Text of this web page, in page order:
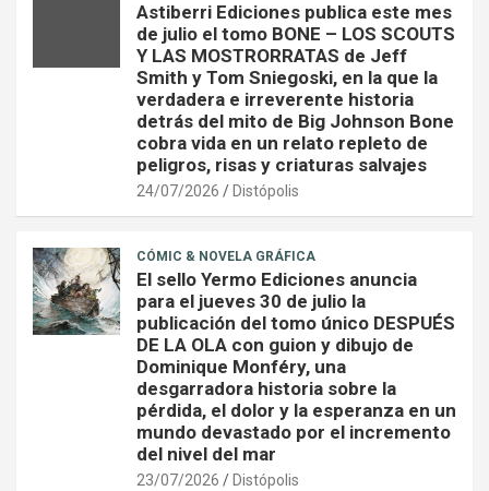
Astiberri Ediciones publica este mes
de julio el tomo BONE – LOS SCOUTS
Y LAS MOSTRORRATAS de Jeff
Smith y Tom Sniegoski, en la que la
verdadera e irreverente historia
detrás del mito de Big Johnson Bone
cobra vida en un relato repleto de
peligros, risas y criaturas salvajes
24/07/2026 Distópolis
CÓMIC & NOVELA GRÁFICA
El sello Yermo Ediciones anuncia
para el jueves 30 de julio la
publicación del tomo único DESPUÉS
DE LA OLA con guion y dibujo de
Dominique Monféry, una
desgarradora historia sobre la
pérdida, el dolor y la esperanza en un
mundo devastado por el incremento
del nivel del mar
23/07/2026 Distópolis